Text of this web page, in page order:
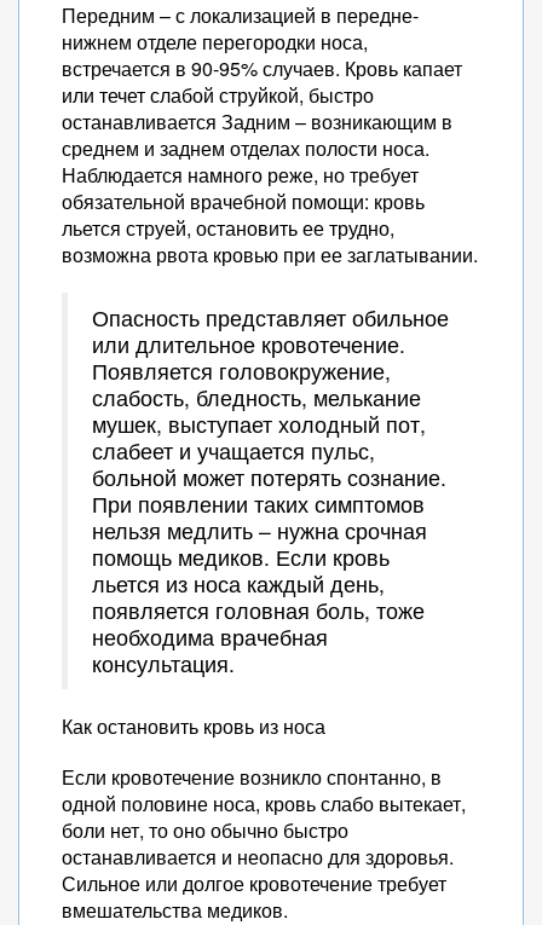
Передним – с локализацией в передне-
нижнем отделе перегородки носа,
встречается в 90-95% случаев. Кровь капает
или течет слабой струйкой, быстро
останавливается Задним – возникающим в
среднем и заднем отделах полости носа.
Наблюдается намного реже, но требует
обязательной врачебной помощи: кровь
льется струей, остановить ее трудно,
возможна рвота кровью при ее заглатывании.
Опасность представляет обильное
или длительное кровотечение.
Появляется головокружение,
слабость, бледность, мелькание
мушек, выступает холодный пот,
слабеет и учащается пульс,
больной может потерять сознание.
При появлении таких симптомов
нельзя медлить – нужна срочная
помощь медиков. Если кровь
льется из носа каждый день,
появляется головная боль, тоже
необходима врачебная
консультация.
Как остановить кровь из носа
Если кровотечение возникло спонтанно, в
одной половине носа, кровь слабо вытекает,
боли нет, то оно обычно быстро
останавливается и неопасно для здоровья.
Сильное или долгое кровотечение требует
вмешательства медиков.